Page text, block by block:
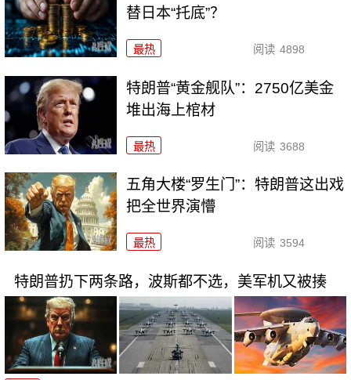
替日本“托底”？
最热 阅读 4898
特朗普“黄金舰队”：2750亿美金
堆出海上棺材
最热 阅读 3688
五角大楼“罗生门”：特朗普这出戏
把全世界演懵
最热 阅读 3594
特朗普扔下两条路，波斯都不选，美军机又被揍